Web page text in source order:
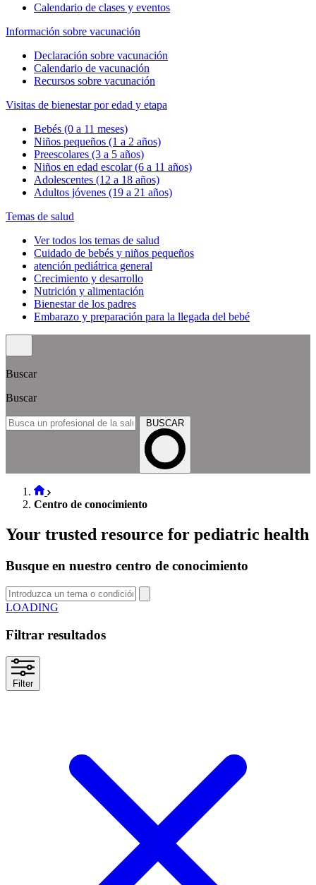
Calendario de clases y eventos
Información sobre vacunación
Declaración sobre vacunación
Calendario de vacunación
Recursos sobre vacunación
Visitas de bienestar por edad y etapa
Bebés (0 a 11 meses)
Niños pequeños (1 a 2 años)
Preescolares (3 a 5 años)
Niños en edad escolar (6 a 11 años)
Adolescentes (12 a 18 años)
Adultos jóvenes (19 a 21 años)
Temas de salud
Ver todos los temas de salud
Cuidado de bebés y niños pequeños
atención pediátrica general
Crecimiento y desarrollo
Nutrición y alimentación
Bienestar de los padres
Embarazo y preparación para la llegada del bebé
Buscar
Buscar
BUSCAR
Centro de conocimiento
Your trusted resource for pediatric health
Busque en nuestro centro de conocimiento
LOADING
Filtrar resultados
Filter